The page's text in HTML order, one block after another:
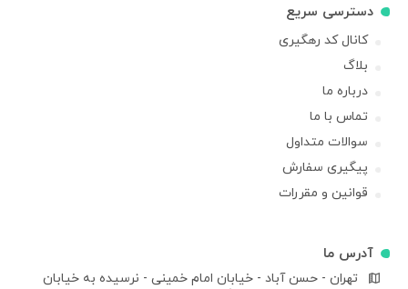
دسترسی سریع
کانال کد رهگیری
بلاگ
درباره ما
تماس با ما
سوالات متداول
پیگیری سفارش
قوانین و مقررات
آدرس ما
تهران - حسن آباد - خیابان امام خمینی - نرسیده به خیابان